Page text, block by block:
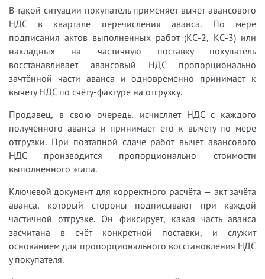
В такой ситуации покупатель применяет вычет авансового
НДС в квартале перечисления аванса. По мере
подписания актов выполненных работ (КС-2, КС-3) или
накладных на частичную поставку покупатель
восстанавливает авансовый НДС пропорционально
зачтённой части аванса и одновременно принимает к
вычету НДС по счёту-фактуре на отгрузку.
Продавец, в свою очередь, исчисляет НДС с каждого
полученного аванса и принимает его к вычету по мере
отгрузки. При поэтапной сдаче работ вычет авансового
НДС производится пропорционально стоимости
выполненного этапа.
Ключевой документ для корректного расчёта — акт зачёта
аванса, который стороны подписывают при каждой
частичной отгрузке. Он фиксирует, какая часть аванса
засчитана в счёт конкретной поставки, и служит
основанием для пропорционального восстановления НДС
у покупателя.